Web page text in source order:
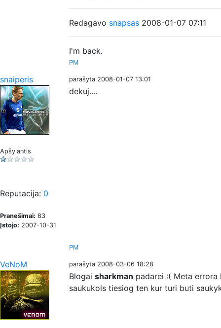
Redagavo snapsas 2008-01-07 07:11
I'm back.
PM
snaiperis parašyta 2008-01-07 13:01
Apšylantis
Reputacija: 0
Pranešimai: 83
Įstojo: 2007-10-31
dekuj....
PM
VeNoM parašyta 2008-03-06 18:28
Blogai sharkman padarei :( Meta
saukukols tiesiog ten kur turi buti